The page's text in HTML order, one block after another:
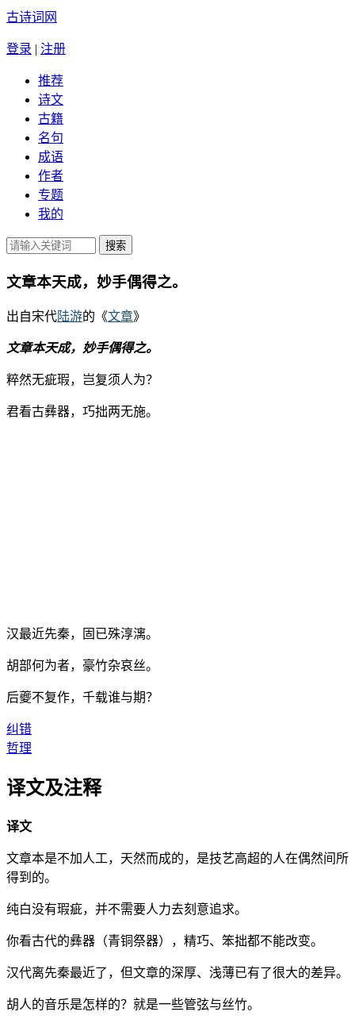
古诗词网
登录 | 注册
推荐
诗文
古籍
名句
成语
作者
专题
我的
文章本天成，妙手偶得之。
出自宋代陆游的《文章》
文章本天成，妙手偶得之。
粹然无疵瑕，岂复须人为？
君看古彝器，巧拙两无施。
汉最近先秦，固已殊淳漓。
胡部何为者，豪竹杂哀丝。
后夔不复作，千载谁与期？
纠错
哲理
译文及注释
译文
文章本是不加人工，天然而成的，是技艺高超的人在偶然间所
得到的。
纯白没有瑕疵，并不需要人力去刻意追求。
你看古代的彝器（青铜祭器），精巧、笨拙都不能改变。
汉代离先秦最近了，但文章的深厚、浅薄已有了很大的差异。
胡人的音乐是怎样的？就是一些管弦与丝竹。